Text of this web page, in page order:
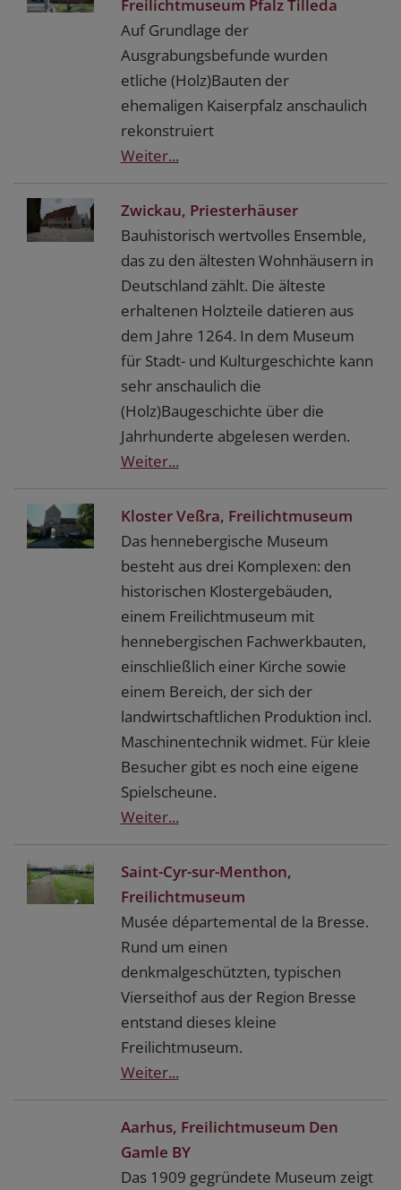
Freilichtmuseum Pfalz Tilleda
Auf Grundlage der
Ausgrabungsbefunde wurden
etliche (Holz)Bauten der
ehemaligen Kaiserpfalz anschaulich
rekonstruiert
Weiter...
Zwickau, Priesterhäuser
Bauhistorisch wertvolles Ensemble,
das zu den ältesten Wohnhäusern in
Deutschland zählt. Die älteste
erhaltenen Holzteile datieren aus
dem Jahre 1264. In dem Museum
für Stadt- und Kulturgeschichte kann
sehr anschaulich die
(Holz)Baugeschichte über die
Jahrhunderte abgelesen werden.
Weiter...
Kloster Veßra, Freilichtmuseum
Das hennebergische Museum
besteht aus drei Komplexen: den
historischen Klostergebäuden,
einem Freilichtmuseum mit
hennebergischen Fachwerkbauten,
einschließlich einer Kirche sowie
einem Bereich, der sich der
landwirtschaftlichen Produktion incl.
Maschinentechnik widmet. Für kleie
Besucher gibt es noch eine eigene
Spielscheune.
Weiter...
Saint-Cyr-sur-Menthon,
Freilichtmuseum
Musée départemental de la Bresse.
Rund um einen
denkmalgeschützten, typischen
Vierseithof aus der Region Bresse
entstand dieses kleine
Freilichtmuseum.
Weiter...
Aarhus, Freilichtmuseum Den
Gamle BY
Das 1909 gegründete Museum zeigt